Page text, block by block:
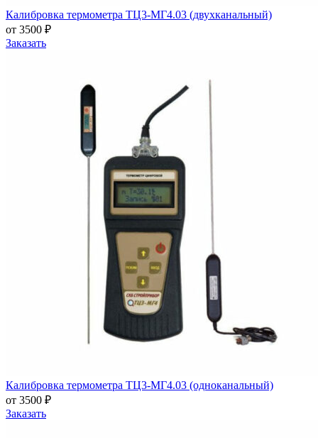
Калибровка термометра ТЦ3-МГ4.03 (двухканальный)
от 3500 ₽
Заказать
Калибровка термометра ТЦ3-МГ4.03 (одноканальный)
от 3500 ₽
Заказать